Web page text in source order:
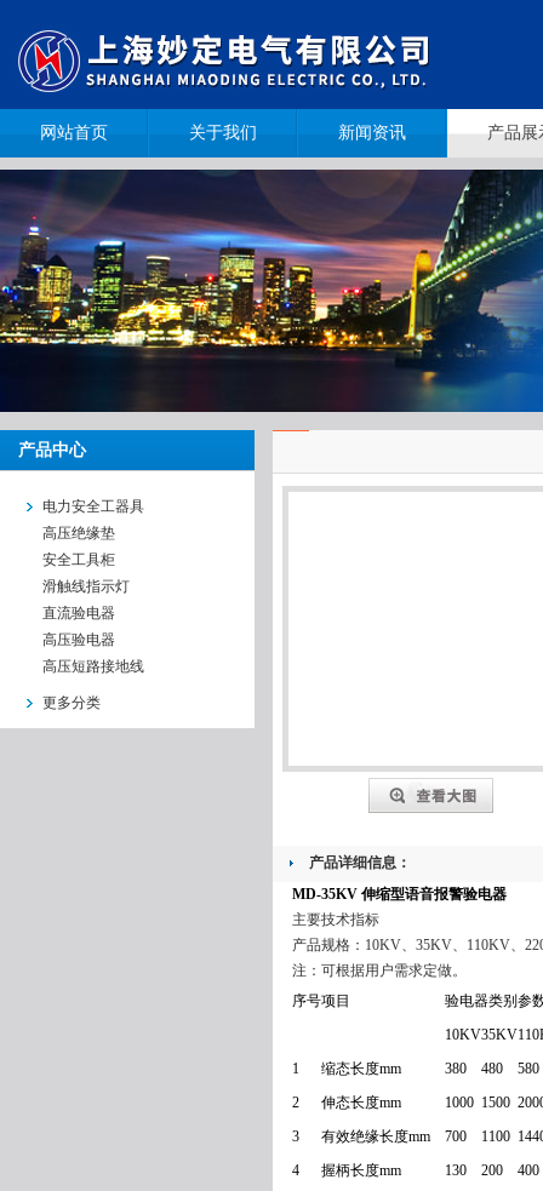
网站首页 关于我们 新闻资讯 产品展
产品中心
电力安全工器具
高压绝缘垫
安全工具柜
滑触线指示灯
直流验电器
高压验电器
高压短路接地线
更多分类
产品详细信息：
MD-35KV 伸缩型语音报警验电器
主要技术指标
产品规格：10KV、35KV、110KV、
注：可根据用户需求定做。
序号项目
验电器类别参
10KV35KV
1
缩态长度mm 380 480
580
2
伸态长度mm 1000 1500
3
有效绝缘长度mm 700 1100
4
握柄长度mm 130 200
400